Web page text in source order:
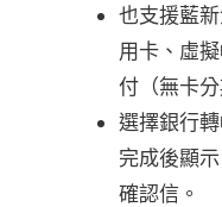
也支援藍
用卡、虛
付（無卡分
選擇銀行
完成後顯
確認信。